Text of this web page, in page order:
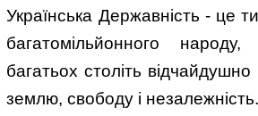
Українська Державність - це
багатомільйонного
багатьох століть
землю, свободу і незалежність.